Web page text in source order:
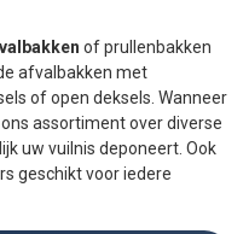
of prullenbakken
afvalbakken met
of open deksels. Wanneer
assortiment over diverse
uw vuilnis deponeert. Ook
geschikt voor iedere